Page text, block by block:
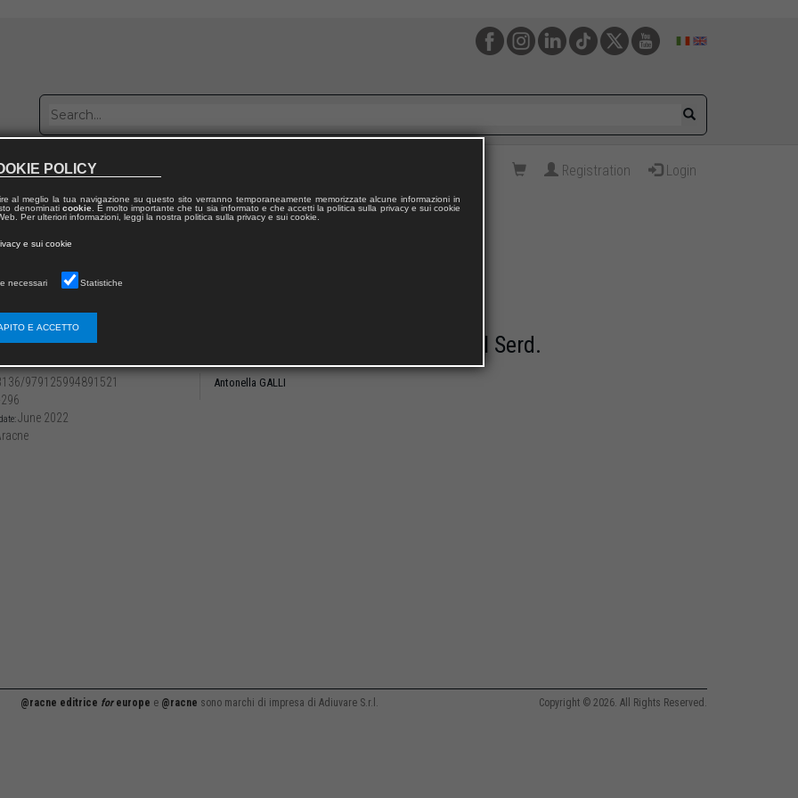
with us Registration Login
di cura
III. La presa in carico dei nuovi giunti da parte del Serd.
979125994891521
June 2022
Antonella GALLI
@racne editrice foreurope e @racne sono marchi di impresa di Adiuvare S.r.l. Copyright © 2026. All Rights Reserved.
POLICY
al meglio la tua navigazione su questo sito verranno temporaneamente memorizzate alcune informazioni in
denominati cookie. È molto importante che tu sia informato e che accetti la politica sulla privacy e sui cookie
Per ulteriori informazioni, leggi la nostra politica sulla privacy e sui cookie.
e sui cookie
necessari Statistiche
E ACCETTO